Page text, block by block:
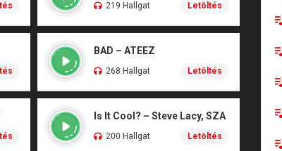
219 Hallgat Letöltés
BAD – ATEEZ
268 Hallgat Letöltés
Is It Cool? – Steve Lacy, SZA
200 Hallgat Letöltés